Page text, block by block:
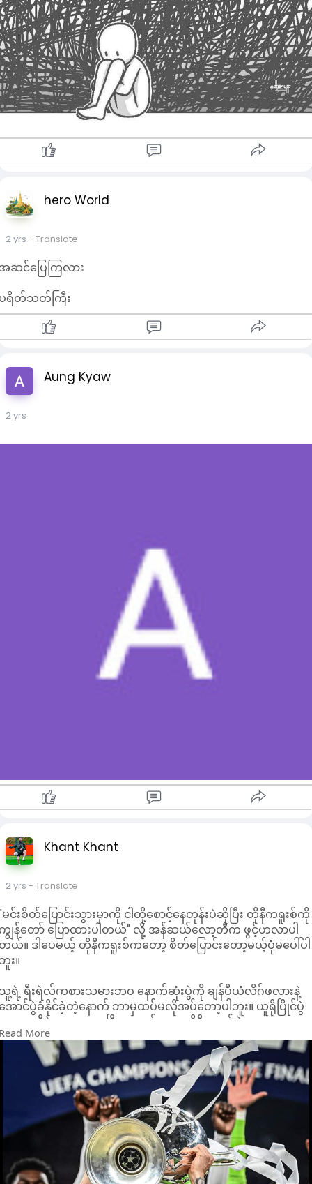
hero World
2 yrs - Translate
ဆင်ပြေကြလား
ရိတ်သတ်ကြီး
Aung Kyaw
2 yrs
Khant Khant
2 yrs - Translate
မင်းစိတ်ပြောင်းသွားမှာကို ငါတို့စောင့်နေတုန်းပဲဆိုပြီး တိုနီကရူးစ်ကို
ျွန်တော် ပြောထားပါတယ်" လို့ အန်ဆယ်လော့တီက ဖွင့်ဟလာပါ
ယ်။ ဒါပေမယ့် တိုနီကရူးစ်ကတော့ စိတ်ပြောင်းတော့မယ့်ပုံမပေါ်ပါ
း။
ရဲ့ ရီးရဲလ်ကစားသမားဘဝ နောက်ဆုံးပွဲကို ချန်ပီယံလိဂ်ဖလားနဲ့
ောင်ပွဲခံနိုင်ခဲ့တဲ့နောက် ဘာမှထပ်မလိုအပ်တော့ပါဘူး။ ယူရိုပြိုင်ပွဲ
ာ ဂျာမနီနဲ့အတူ ကစားပြီးသွားရင်တော့ တိုနီကရူးစ်ရဲ့ ကစားသမား
ဝက လုံးဝကို အဆုံးသတ်သွားတော့မှာပါ။
More